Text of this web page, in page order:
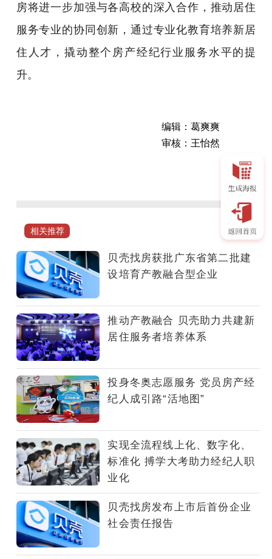
房将进一步加强与各高校的深入合作，推动居住
服务专业的协同创新，通过专业化教育培养新居
住人才，撬动整个房产经纪行业服务水平的提
升。
编辑：葛爽爽
审核：王怡然
贝
找
房
秉
持“有
尊
严
的
服
务
者，
更
美
好
的
居
住”使
命，
致
力
于
相关推荐
贝壳找房获批广东省第二批建
设培育产教融合型企业
推动产教融合 贝壳助力共建新
居住服务者培养体系
投身冬奥志愿服务 党员房产经
纪人成引路“活地图”
实现全流程线上化、数字化、
标准化 搏学大考助力经纪人职
业化
贝壳找房发布上市后首份企业
社会责任报告